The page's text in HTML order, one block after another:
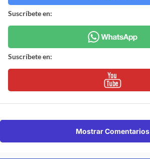
Suscríbete en:
Suscríbete en:
Mostrar Comentarios